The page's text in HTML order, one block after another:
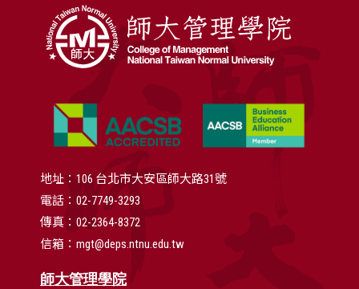
地址：106 台北市大安區師大路31號
電話：02-7749-3293
傳真：02-2364-8372
信箱：mgt@deps.ntnu.edu.tw
師大管理學院